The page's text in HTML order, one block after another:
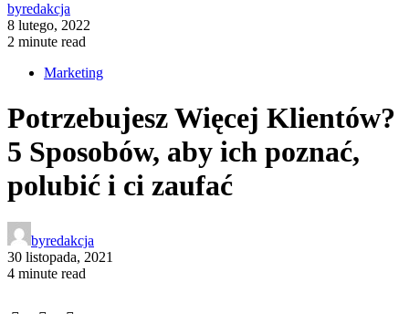
byredakcja
8 lutego, 2022
2 minute read
Marketing
Potrzebujesz Więcej Klientów?
5 Sposobów, aby ich poznać,
polubić i ci zaufać
byredakcja
30 listopada, 2021
4 minute read